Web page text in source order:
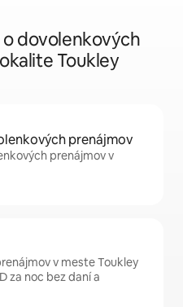
dovolenkových
Toukley
prenájmov
prenájmov v
v meste Toukley
za noc bez daní a